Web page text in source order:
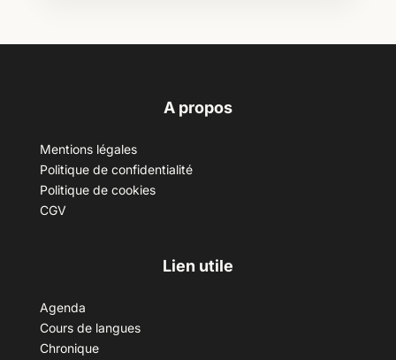
A propos
Mentions légales
Politique de confidentialité
Politique de cookies
CGV
Lien utile
Agenda
Cours de langues
Chronique